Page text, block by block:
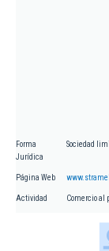
Forma
Jurídica
Sociedad
Página Web
Actividad Comercio al